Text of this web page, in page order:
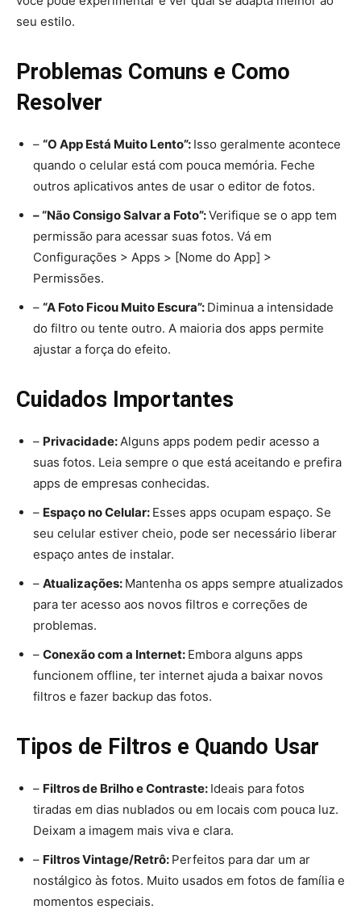
seu estilo.
Problemas Comuns e Como
Resolver
– “O App Está Muito Lento”: Isso geralmente acontece
quando o celular está com pouca memória. Feche
outros aplicativos antes de usar o editor de fotos.
– “Não Consigo Salvar a Foto”:Verifique se o app tem
permissão para acessar suas fotos. Vá em
Configurações > Apps > [Nome do App] >
Permissões.
– “A Foto Ficou Muito Escura”: Diminua a intensidade
do filtro ou tente outro. A maioria dos apps permite
ajustar a força do efeito.
Cuidados Importantes
– Privacidade:Alguns apps podem pedir acesso a
suas fotos. Leia sempre o que está aceitando e prefira
apps de empresas conhecidas.
– Espaço no Celular: Esses apps ocupam espaço. Se
seu celular estiver cheio, pode ser necessário liberar
espaço antes de instalar.
– Atualizações: Mantenha os apps sempre atualizados
para ter acesso aos novos filtros e correções de
problemas.
– Conexão com a Internet: Embora alguns apps
funcionem offline, ter internet ajuda a baixar novos
filtros e fazer backup das fotos.
Tipos de Filtros e Quando Usar
– Filtros de Brilho e Contraste: Ideais para fotos
tiradas em dias nublados ou em locais com pouca luz.
Deixam a imagem mais viva e clara.
– Filtros Vintage/Retrô: Perfeitos para dar um ar
nostálgico às fotos. Muito usados em fotos de família e
momentos especiais.